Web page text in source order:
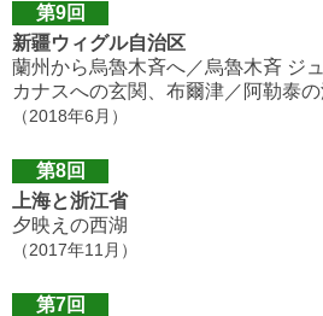
第9回
新疆ウィグル自治区
蘭州から烏魯木斉へ／烏魯木斉 ジ
カナスへの玄関、布爾津／阿勒泰
（2018年6月）
第8回
上海と浙江省
夕映えの西湖
（2017年11月）
第7回